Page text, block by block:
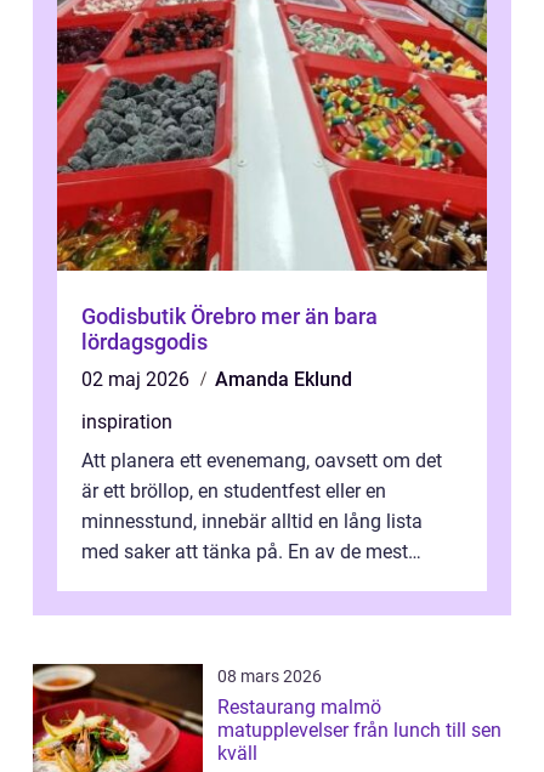
Godisbutik Örebro mer än bara
lördagsgodis
02 maj 2026
Amanda Eklund
inspiration
Att planera ett evenemang, oavsett om det
är ett bröllop, en studentfest eller en
minnesstund, innebär alltid en lång lista
med saker att tänka på. En av de mest
08 mars 2026
Restaurang malmö
matupplevelser från lunch till sen
kväll